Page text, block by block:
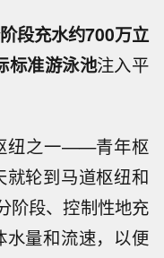
段充水约700万立
标准游泳池注入平
纽之一——青年枢
轮到马道枢纽和
阶段、控制性地充
水量和流速，以便